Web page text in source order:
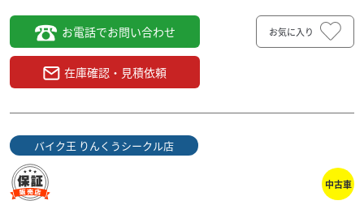
お電話でお問い合わせ
在庫確認・見積依頼
お気に入り
バイク王 りんくうシークル店
中古車